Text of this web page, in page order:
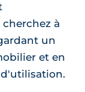
à
un
et en